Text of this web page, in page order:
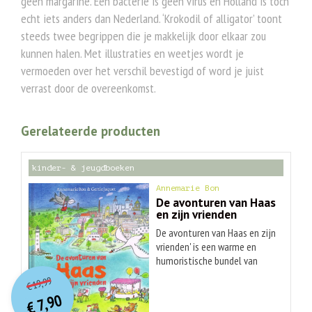
echt iets anders dan Nederland. ‘Krokodil of alligator’ toont
steeds twee begrippen die je makkelijk door elkaar zou
kunnen halen. Met illustraties en weetjes wordt je
vermoeden over het verschil bevestigd of word je juist
verrast door de overeenkomst.
Gerelateerde producten
kinder- & jeugdboeken
Annemarie Bon
De avonturen van Haas
en zijn vrienden
De avonturen van Haas en zijn
vrienden' is een warme en
humoristische bundel van
€19,99O
orspr
onkelijke
prijs
was:
7,90
Huidige
prijs
is: